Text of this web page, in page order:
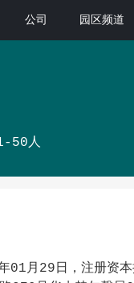
公司 园区频道
50人
01月29日，注册资